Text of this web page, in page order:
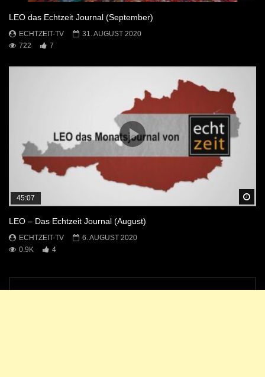
LEO das Echtzeit Journal (September)
ECHTZEIT-TV
31. AUGUST 2020
722
7
45:07
LEO – Das Echtzeit Journal (August)
ECHTZEIT-TV
6. AUGUST 2020
0.9K
4